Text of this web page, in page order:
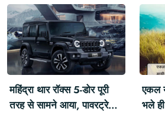
महिंद्रा थार रॉक्स 5-डोर पूरी
तरह से सामने आया, पावरट्रेन
एकल
भले